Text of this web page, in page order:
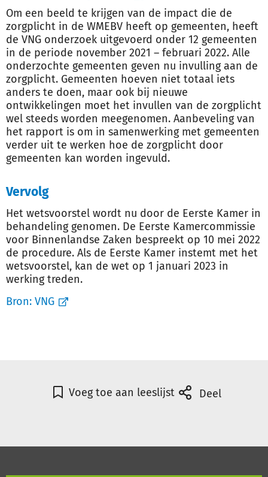
Om een beeld te krijgen van de impact die de
zorgplicht in de WMEBV heeft op gemeenten, heeft
de VNG onderzoek uitgevoerd onder 12 gemeenten
in de periode november 2021 – februari 2022. Alle
onderzochte gemeenten geven nu invulling aan de
zorgplicht. Gemeenten hoeven niet totaal iets
anders te doen, maar ook bij nieuwe
ontwikkelingen moet het invullen van de zorgplicht
wel steeds worden meegenomen. Aanbeveling van
het rapport is om in samenwerking met gemeenten
verder uit te werken hoe de zorgplicht door
gemeenten kan worden ingevuld.
Vervolg
Het wetsvoorstel wordt nu door de Eerste Kamer in
behandeling genomen. De Eerste Kamercommissie
voor Binnenlandse Zaken bespreekt op 10 mei 2022
de procedure. Als de Eerste Kamer instemt met het
wetsvoorstel, kan de wet op 1 januari 2023 in
werking treden.
Bron: VNG
Voeg toe aan leeslijst Deel